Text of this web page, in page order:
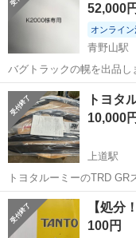
ほどですが、別...
クリンビュー
52,000円
オンライン
青野山駅
バグトラックの幌を出品
販売しておりません Bug-
ーキ色フレーム 幌カーキ
用） 5年...
島根 鹿足郡 青野
トヨタ
10,000円
上道駅
トヨタルーミーのTRD
品 左2枚は1年使用品にな
マー処理後スリーMの両
付け強度です 手渡し希望で
島根 松江市 上道駅
【処分
100円